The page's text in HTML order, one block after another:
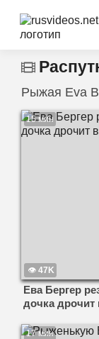
Рыжая Eva
15 мин
47K
Ева Бергер
дочка дрочит
17 мин